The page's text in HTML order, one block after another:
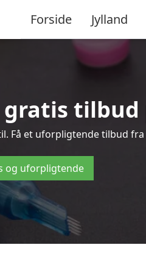
Forside Jylland
gratis
Få et uforpligtende tilbud
og uforpligtende